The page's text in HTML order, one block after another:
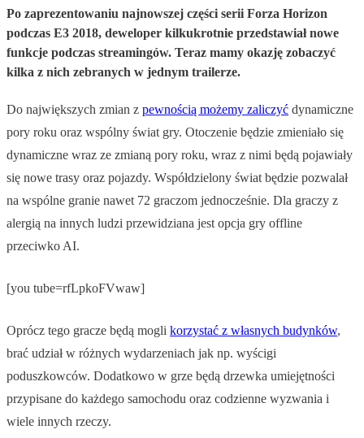
Po zaprezentowaniu najnowszej części serii Forza Horizon
podczas E3 2018, deweloper kilkukrotnie przedstawiał nowe
funkcje podczas streamingów. Teraz mamy okazję zobaczyć
kilka z nich zebranych w jednym trailerze.
Do największych zmian z pewnością możemy zaliczyć dynamiczne
pory roku oraz wspólny świat gry. Otoczenie będzie zmieniało się
dynamiczne wraz ze zmianą pory roku, wraz z nimi będą pojawiały
się nowe trasy oraz pojazdy. Współdzielony świat będzie pozwalał
na wspólne granie nawet 72 graczom jednocześnie. Dla graczy z
alergią na innych ludzi przewidziana jest opcja gry offline
przeciwko AI.
[you tube=rfLpkoFVwaw]
Oprócz tego gracze będą mogli korzystać z własnych budynków,
brać udział w różnych wydarzeniach jak np. wyścigi
poduszkowców. Dodatkowo w grze będą drzewka umiejętności
przypisane do każdego samochodu oraz codzienne wyzwania i
wiele innych rzeczy.